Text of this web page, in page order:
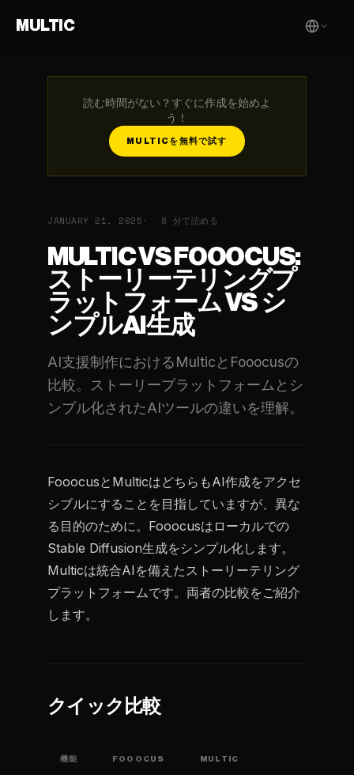
MULTIC
読む時間がない？すぐに作成を始めよ
う！
MULTICを無料で試す
JANUARY 21, 2025 8 分で読める
MULTIC VS FOOOCUS:
ストーリーテリングプ
ラットフォーム VS シ
ンプルAI生成
AI支援制作におけるMulticとFooocusの
比較。ストーリープラットフォームとシ
ンプル化されたAIツールの違いを理解。
FooocusとMulticはどちらもAI作成をアクセ
シブルにすることを目指していますが、異な
る目的のために。Fooocusはローカルでの
Stable Diffusion生成をシンプル化します。
Multicは統合AIを備えたストーリーテリング
プラットフォームです。両者の比較をご紹介
します。
クイック比較
機能 FOOOCUS MULTIC